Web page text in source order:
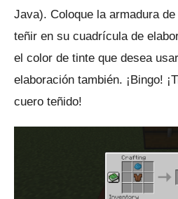
Java). Coloque la armadura
teñir en su cuadrícula de
el color de tinte que desea
elaboración también. ¡Bingo!
cuero teñido!